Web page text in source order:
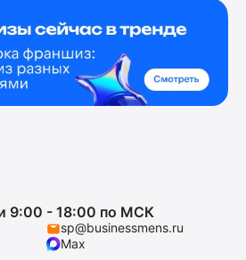
9:00 - 18:00 по МСК
sp@businessmens.ru
Max